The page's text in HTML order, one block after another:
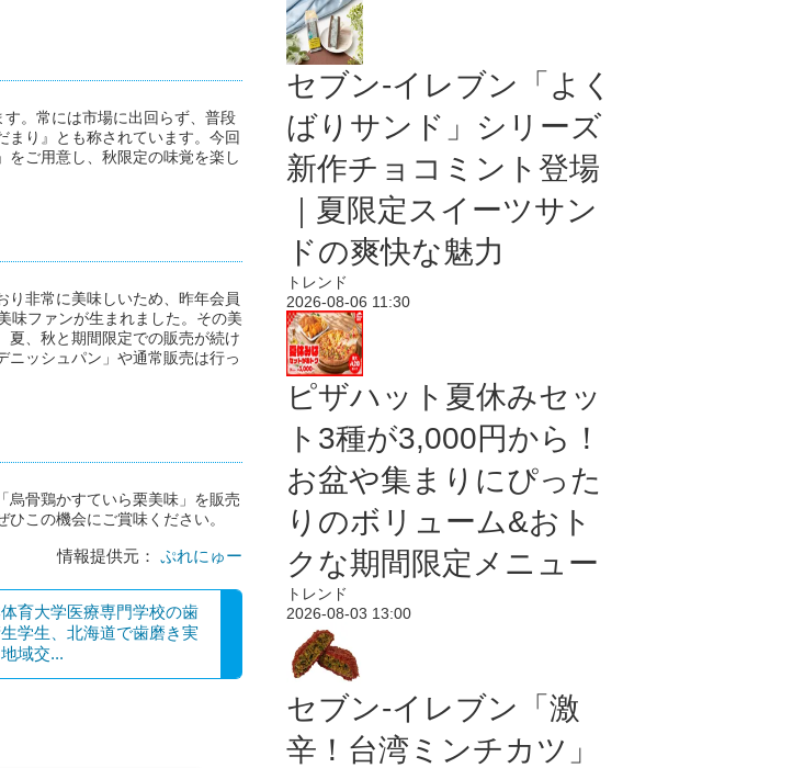
。常には市場に出回らず、普段
まり』とも称されています。今回
をご用意し、秋限定の味覚を楽し
り非常に美味しいため、昨年会員
味ファンが生まれました。その美
夏、秋と期間限定での販売が続け
ニッシュパン」や通常販売は行っ
烏骨鶏かすていら栗美味」を販売
この機会にご賞味ください。
情報提供元： ぷれにゅー
育大学医療専門学校の歯
学生、北海道で歯磨き実
域交...
セブン‐イレブン「よく
ばりサンド」シリーズ
新作チョコミント登場
｜夏限定スイーツサン
ドの爽快な魅力
トレンド
2026-08-06 11:30
ピザハット夏休みセッ
ト3種が3,000円から！
お盆や集まりにぴった
りのボリューム&おト
クな期間限定メニュー
トレンド
2026-08-03 13:00
セブン-イレブン「激
辛！台湾ミンチカツ」